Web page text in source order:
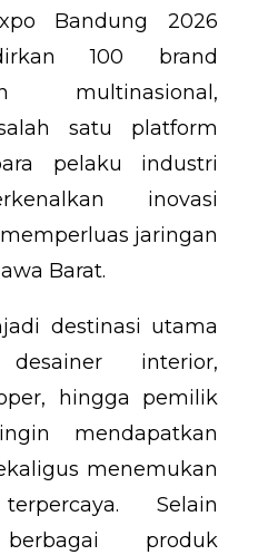
Bandung 2026
100 brand
multinasional,
satu platform
pelaku industri
inovasi
jaringan
Barat.
destinasi utama
interior,
hingga pemilik
mendapatkan
menemukan
Selain
produk